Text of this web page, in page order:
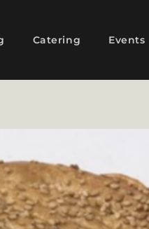
Catering Events